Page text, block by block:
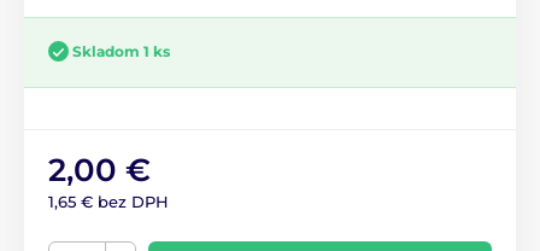
Skladom 1 ks
2,00 €
1,65 € bez DPH